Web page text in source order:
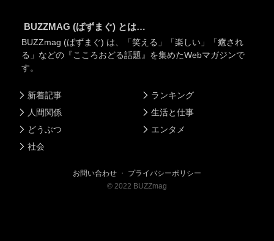
BUZZMAG (ばずまぐ) とは…
BUZZmag (ばずまぐ) は、「笑える」「楽しい」「癒され
る」などの『こころおどる話題』を集めたWebマガジンで
す。
新着記事
人間関係
どうぶつ
社会
ランキング
生活と仕事
エンタメ
お問い合わせ ・ プライバシーポリシー
© 2022 BUZZmag